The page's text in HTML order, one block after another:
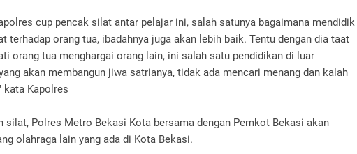
cup pencak silat antar pelajar ini, salah satunya bagaimana mendidik
terhadap orang tua, ibadahnya juga akan lebih baik. Tentu dengan dia taat
orang tua menghargai orang lain, ini salah satu pendidikan di luar
akan membangun jiwa satrianya, tidak ada mencari menang dan kalah
kata Kapolres
silat, Polres Metro Bekasi Kota bersama dengan Pemkot Bekasi akan
olahraga lain yang ada di Kota Bekasi.